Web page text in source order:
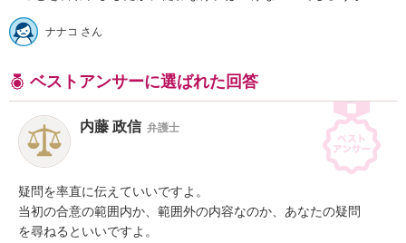
ナナコ さん
ベストアンサーに選ばれた回答
内藤 政信 弁護士
疑問を率直に伝えていいですよ。
当初の合意の範囲内か、範囲外の内容なのか、あなたの疑問
を尋ねるといいですよ。